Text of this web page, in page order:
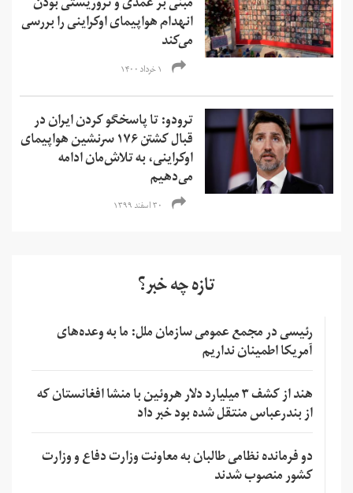
انهدام هواپیمای اوکراینی را بررسی
می‌کند
۱ خرداد ۱۴۰۰
ترودو: تا پاسخگو کردن ایران در
قبال کشتن ۱۷۶ سرنشین هواپیمای
اوکراینی، به تلاش‌مان ادامه
می‌دهیم
۳۰ اسفند ۱۳۹۹
تازه چه خبر؟
رئیسی در مجمع عمومی سازمان ملل: ما به وعده‌های
آمریکا اطمینان نداریم
هند از کشف ۳ میلیارد دلار هروئین با منشا افغانستان که
از بندرعباس منتقل شده بود خبر داد
دو فرمانده نظامی طالبان به معاونت وزارت دفاع و وزارت
کشور منصوب شدند